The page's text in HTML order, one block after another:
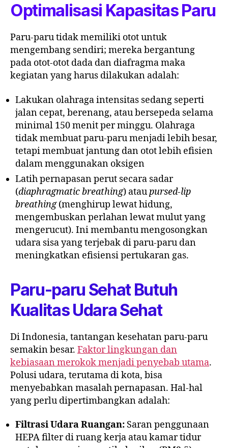
Optimalisasi Kapasitas Paru
Paru-paru tidak memiliki otot untuk
mengembang sendiri; mereka bergantung
pada otot-otot dada dan diafragma maka
kegiatan yang harus dilakukan adalah:
Lakukan olahraga intensitas sedang seperti
jalan cepat, berenang, atau bersepeda selama
minimal 150 menit per minggu. Olahraga
tidak membuat paru-paru menjadi lebih besar,
tetapi membuat jantung dan otot lebih efisien
dalam menggunakan oksigen
Latih pernapasan perut secara sadar
(diaphragmatic breathing) ataupursed-lip
breathing(menghirup lewat hidung,
mengembuskan perlahan lewat mulut yang
mengerucut). Ini membantu mengosongkan
udara sisa yang terjebak di paru-paru dan
meningkatkan efisiensi pertukaran gas.
Paru-paru Sehat Butuh
Kualitas Udara Sehat
Di Indonesia, tantangan kesehatan paru-paru
semakin besar. Faktor lingkungan dan
kebiasaan merokok menjadi penyebab utama.
Polusi udara, terutama di kota, bisa
menyebabkan masalah pernapasan. Hal-hal
yang perlu dipertimbangkan adalah:
Filtrasi Udara Ruangan: Saran penggunaan
HEPA filter di ruang kerja atau kamar tidur